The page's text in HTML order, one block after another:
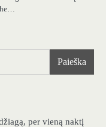
Paieška
per vieną naktį